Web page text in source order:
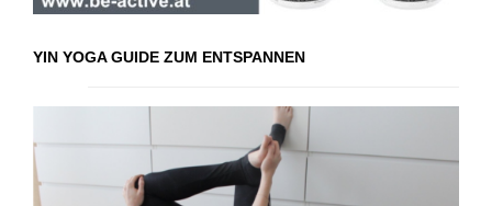
YIN YOGA GUIDE ZUM ENTSPANNEN